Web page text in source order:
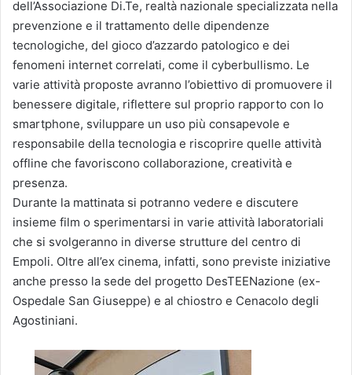
dell’Associazione Di.Te, realtà nazionale specializzata nella
prevenzione e il trattamento delle dipendenze
tecnologiche, del gioco d’azzardo patologico e dei
fenomeni internet correlati, come il cyberbullismo. Le
varie attività proposte avranno l’obiettivo di promuovere il
benessere digitale, riflettere sul proprio rapporto con lo
smartphone, sviluppare un uso più consapevole e
responsabile della tecnologia e riscoprire quelle attività
offline che favoriscono collaborazione, creatività e
presenza.
Durante la mattinata si potranno vedere e discutere
insieme film o sperimentarsi in varie attività laboratoriali
che si svolgeranno in diverse strutture del centro di
Empoli. Oltre all’ex cinema, infatti, sono previste iniziative
anche presso la sede del progetto DesTEENazione (ex-
Ospedale San Giuseppe) e al chiostro e Cenacolo degli
Agostiniani.